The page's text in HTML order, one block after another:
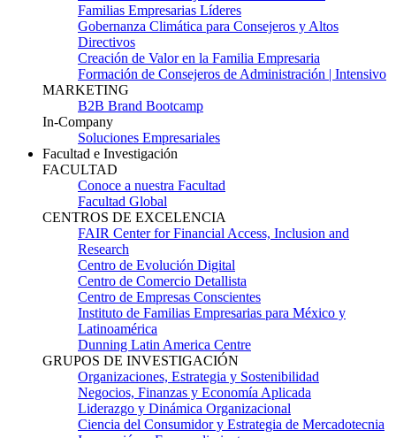
Familias Empresarias Líderes
Gobernanza Climática para Consejeros y Altos
Directivos
Creación de Valor en la Familia Empresaria
Formación de Consejeros de Administración | Intensivo
MARKETING
B2B Brand Bootcamp
In-Company
Soluciones Empresariales
Facultad e Investigación
FACULTAD
Conoce a nuestra Facultad
Facultad Global
CENTROS DE EXCELENCIA
FAIR Center for Financial Access, Inclusion and
Research
Centro de Evolución Digital
Centro de Comercio Detallista
Centro de Empresas Conscientes
Instituto de Familias Empresarias para México y
Latinoamérica
Dunning Latin America Centre
GRUPOS DE INVESTIGACIÓN
Organizaciones, Estrategia y Sostenibilidad
Negocios, Finanzas y Economía Aplicada
Liderazgo y Dinámica Organizacional
Ciencia del Consumidor y Estrategia de Mercadotecnia